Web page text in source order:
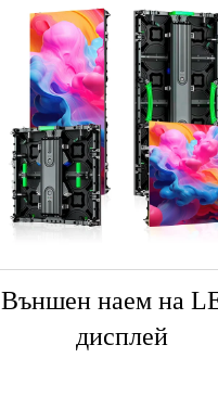
Външен наем на
дисплей